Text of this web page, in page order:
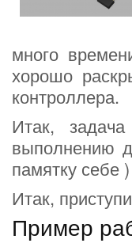
много
хорошо
контроллера.
Итак,
выполнению
памятку себе )
Итак,
Пример